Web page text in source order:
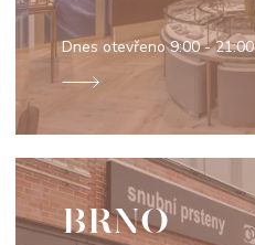
Dnes otevřeno9:00 - 21:00
BRNO